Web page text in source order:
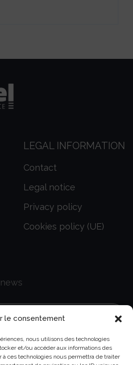
le consentement
nous utilisons des technologies
et/ou accéder aux informations des
à ces technologies nous permettra de traiter
LEGAL INFORMATION
Contact
Legal notice
Privacy policy
Cookies policy (UE)